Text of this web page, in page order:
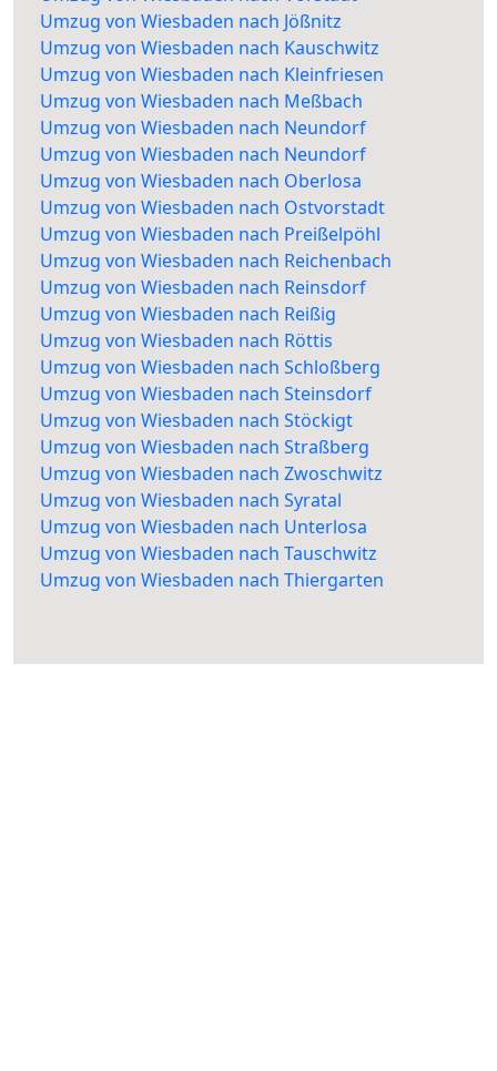
Umzug von Wiesbaden nach Jößnitz
Umzug von Wiesbaden nach Kauschwitz
Umzug von Wiesbaden nach Kleinfriesen
Umzug von Wiesbaden nach Meßbach
Umzug von Wiesbaden nach Neundorf
Umzug von Wiesbaden nach Neundorf
Umzug von Wiesbaden nach Oberlosa
Umzug von Wiesbaden nach Ostvorstadt
Umzug von Wiesbaden nach Preißelpöhl
Umzug von Wiesbaden nach Reichenbach
Umzug von Wiesbaden nach Reinsdorf
Umzug von Wiesbaden nach Reißig
Umzug von Wiesbaden nach Röttis
Umzug von Wiesbaden nach Schloßberg
Umzug von Wiesbaden nach Steinsdorf
Umzug von Wiesbaden nach Stöckigt
Umzug von Wiesbaden nach Straßberg
Umzug von Wiesbaden nach Zwoschwitz
Umzug von Wiesbaden nach Syratal
Umzug von Wiesbaden nach Unterlosa
Umzug von Wiesbaden nach Tauschwitz
Umzug von Wiesbaden nach Thiergarten